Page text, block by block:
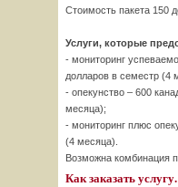
Стоимость пакета 150
Услуги, которые
- мониторинг
долларов в семестр (4
- опекунство – 600
месяца);
- мониторинг плюс
(4 месяца).
Возможна комбинация
Как заказать услугу.